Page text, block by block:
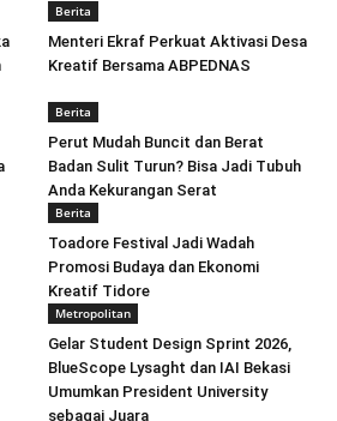
Berita
Menteri Ekraf Perkuat Aktivasi Desa
Kreatif Bersama ABPEDNAS
Berita
Perut Mudah Buncit dan Berat
Badan Sulit Turun? Bisa Jadi Tubuh
Anda Kekurangan Serat
Berita
Toadore Festival Jadi Wadah
Promosi Budaya dan Ekonomi
Kreatif Tidore
Metropolitan
Gelar Student Design Sprint 2026,
BlueScope Lysaght dan IAI Bekasi
Umumkan President University
sebagai Juara